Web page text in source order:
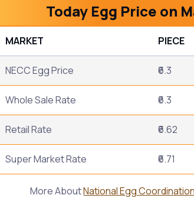
Today Egg Price on
MARKET PIECE
NECC Egg Price ₹6.3
Whole Sale Rate ₹6.3
Retail Rate ₹6.62
Super Market Rate ₹6.71
More AboutNational Egg